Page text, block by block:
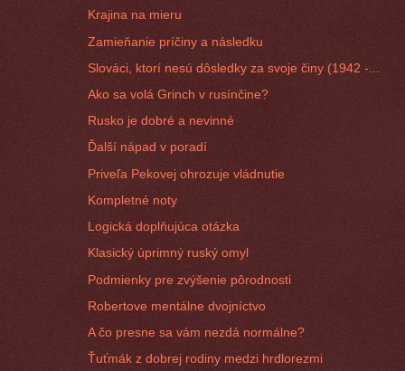
Krajina na mieru
Zamieňanie príčiny a následku
Slováci, ktorí nesú dôsledky za svoje činy (1942 -...
Ako sa volá Grinch v rusínčine?
Rusko je dobré a nevinné
Ďalší nápad v poradí
Priveľa Pekovej ohrozuje vládnutie
Kompletné noty
Logická doplňujúca otázka
Klasický úprimný ruský omyl
Podmienky pre zvýšenie pôrodnosti
Robertove mentálne dvojníctvo
A čo presne sa vám nezdá normálne?
Ťuťmák z dobrej rodiny medzi hrdlorezmi